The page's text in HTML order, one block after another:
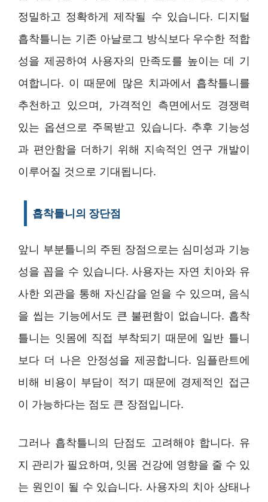
정밀하고 정확하게 제작될 수 있습니다. 디지털
흡착틀니는 기존 아날로그 방식보다 우수한 적합
성을 제공하여 사용자의 만족도를 높이는 데 기
여합니다. 이 때문에 많은 치과에서 흡착틀니를
추천하고 있으며, 가격적인 측면에서도 경쟁력
있는 옵션으로 주목받고 있습니다. 추후 기능성
과 편안함을 더하기 위해 지속적인 연구 개발이
이루어질 것으로 기대됩니다.
흡착틀니의 장단점
앞니 부분틀니의 주된 장점으로는 심미성과 기능
성을 꼽을 수 있습니다. 사용자는 자연 치아와 유
사한 외관을 통해 자신감을 얻을 수 있으며, 음식
을 씹는 기능에서도 큰 불편함이 없습니다. 흡착
틀니는 잇몸에 직접 부착되기 때문에 일반 틀니
보다 더 나은 안정성을 제공합니다. 임플란트에
비해 비용이 부담이 적기 때문에 경제적인 접근
이 가능하다는 점도 큰 장점입니다.
그러나 흡착틀니의 단점도 고려해야 합니다. 유
지 관리가 필요하며, 잇몸 건강에 영향을 줄 수 있
는 원인이 될 수 있습니다. 사용자의 치아 상태나